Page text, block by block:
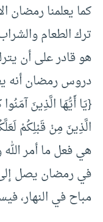
كما يعلمنا رمضان
ترك الطعام
هو قادر على أن
دروس رمضان أنه
{يَا أَيُّهَا الَّذِينَ
هي فعل ما أمر
في رمضان يصل
مباح في النهار،